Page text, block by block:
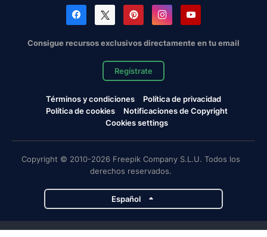
Consigue recursos exclusivos directamente en tu email
Regístrate
Términos y condiciones
Política de privacidad
Política de cookies
Notificaciones de Copyright
Cookies settings
Copyright © 2010-2026 Freepik Company S.L.U. Todos los
derechos reservados.
Español